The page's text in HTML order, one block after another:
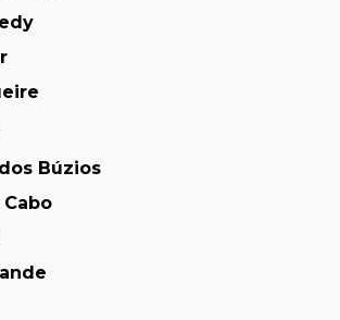
dos Búzios
Cabo